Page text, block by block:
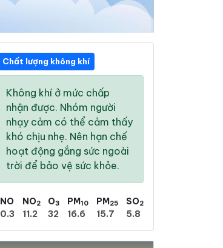
28 ° /
Chất lượng không khí
Không khí ở mức chấp
nhận được. Nhóm người
nhạy cảm có thể cảm thấy
khó chịu nhẹ. Nên hạn chế
hoạt động gắng sức ngoài
trời để bảo vệ sức khỏe.
NO
0.3
NO2
11.2
O3
32
PM10
16.6
PM25
15.7
SO2
5.8